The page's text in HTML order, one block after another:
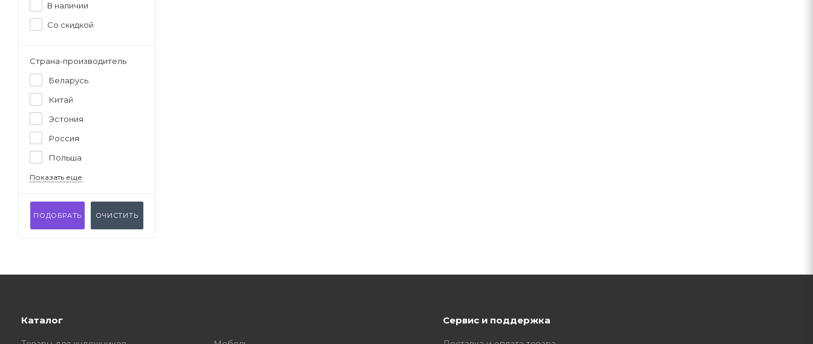
В наличии
Со скидкой
Страна-производитель
Беларусь
Китай
Эстония
Россия
Польша
Показать еще
ПОДОБРАТЬ ОЧИСТИТЬ
Каталог Сервис и поддержка